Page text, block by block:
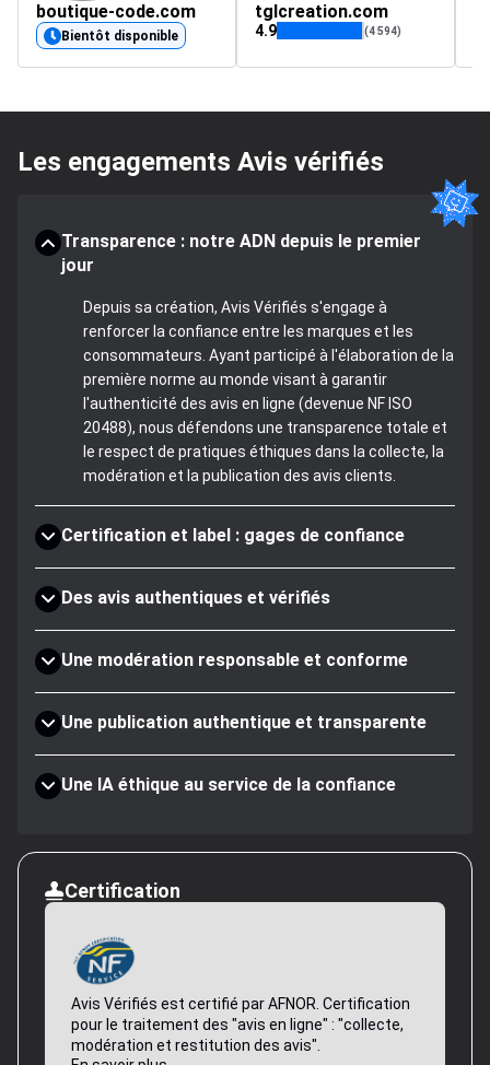
boutique-code.com
Bientôt disponible
tglcreation.com
4.9 (4 594)
Les engagements Avis vérifiés
Transparence : notre ADN depuis le premier
jour
Depuis sa création, Avis Vérifiés s'engage à
renforcer la confiance entre les marques et les
consommateurs. Ayant participé à l'élaboration de la
première norme au monde visant à garantir
l'authenticité des avis en ligne (devenue NF ISO
20488), nous défendons une transparence totale et
le respect de pratiques éthiques dans la collecte, la
modération et la publication des avis clients.
Certification et label : gages de confiance
Des avis authentiques et vérifiés
Une modération responsable et conforme
Une publication authentique et transparente
Une IA éthique au service de la confiance
Certification
Avis Vérifiés est certifié par AFNOR. Certification
pour le traitement des "avis en ligne" : "collecte,
modération et restitution des avis".